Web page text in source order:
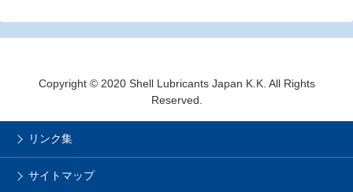
Copyright © 2020 Shell Lubricants Japan K.K. All Rights
Reserved.
リンク集
サイトマップ